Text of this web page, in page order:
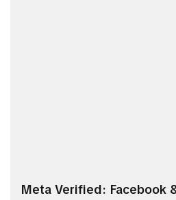
Meta Verified: Facebook